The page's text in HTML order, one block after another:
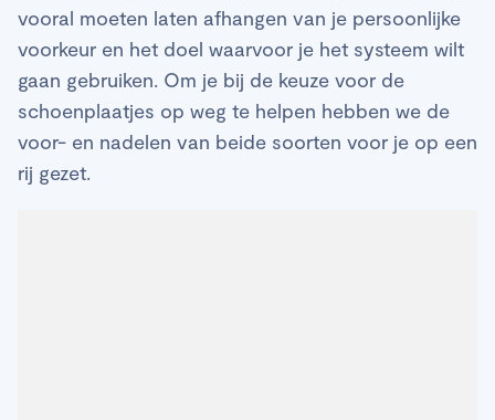
vooral moeten laten afhangen van je persoonlijke
voorkeur en het doel waarvoor je het systeem wilt
gaan gebruiken. Om je bij de keuze voor de
schoenplaatjes op weg te helpen hebben we de
voor- en nadelen van beide soorten voor je op een
rij gezet.